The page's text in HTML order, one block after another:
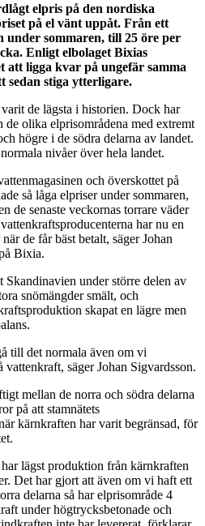
elpris på den nordiska
på el vänt uppåt. Från ett
under sommaren, till 25 öre per
Enligt elbolaget Bixias
ligga kvar på ungefär samma
sedan stiga ytterligare.
de lägsta i historien. Dock har
olika elprisområdena med extremt
högre i de södra delarna av landet.
nivåer över hela landet.
och överskottet på
så låga elpriser under sommaren,
de senaste veckornas torrare väder
har nu en
de får bäst betalt, säger Johan
Bixia.
under större delen av
snömängder smält, och
skapat en lägre men
till det normala även om vi
säger Johan Sigvardsson.
mellan de norra och södra delarna
på att stamnätets
kärnkraften har varit begränsad, för
lägst produktion från kärnkraften
Det har gjort att även om vi haft ett
delarna så har elprisområde 4
under högtrycksbetonade och